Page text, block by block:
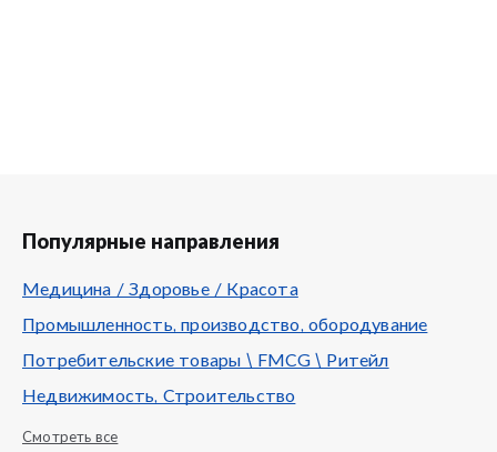
Популярные направления
Медицина / Здоровье / Красота
Промышленность, производство, обородувание
Потребительские товары \ FMCG \ Ритейл
Недвижимость, Строительство
Смотреть все